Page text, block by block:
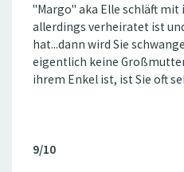
"Margo" aka Elle schläft mit
allerdings verheiratet ist
hat...dann wird Sie
eigentlich keine
ihrem Enkel ist, ist Sie oft
9/10